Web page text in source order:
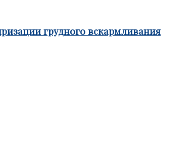
грудного вскармливания